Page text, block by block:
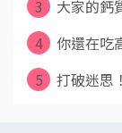
3
大家的鈣
4
你還在吃
5
打破迷思